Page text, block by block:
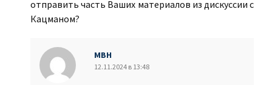
отправить часть Ваших материалов из дискуссии с
Кацманом?
МВН
12.11.2024 в 13:48